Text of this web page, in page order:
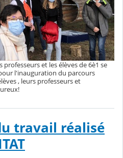
et les élèves de 6è1 se
l'inauguration du parcours
, leurs professeurs et
travail réalisé